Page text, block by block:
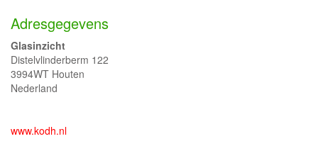
Adresgegevens
Glasinzicht
Distelvlinderberm 122
3994WT Houten
Nederland
www.kodh.nl